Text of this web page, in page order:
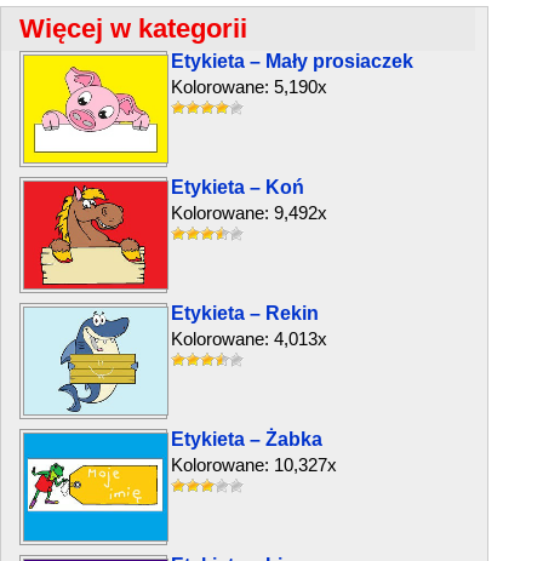
Więcej w kategorii
Etykieta – Mały prosiaczek
Kolorowane: 5,190x
Etykieta – Koń
Kolorowane: 9,492x
Etykieta – Rekin
Kolorowane: 4,013x
Etykieta – Żabka
Kolorowane: 10,327x